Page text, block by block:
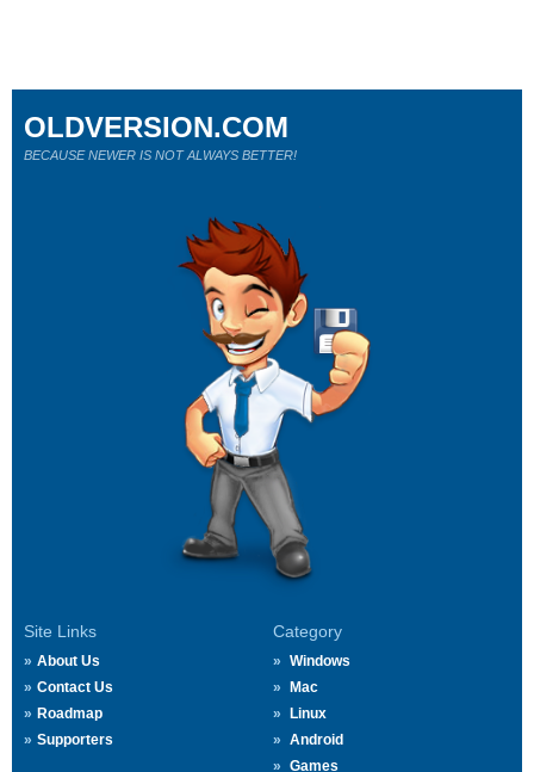
Site Links
About Us
Contact Us
Roadmap
Supporters
Category
Windows
Mac
Linux
Android
Games
OLDVERSION.COM
BECAUSE NEWER IS NOT ALWAYS BETTER!